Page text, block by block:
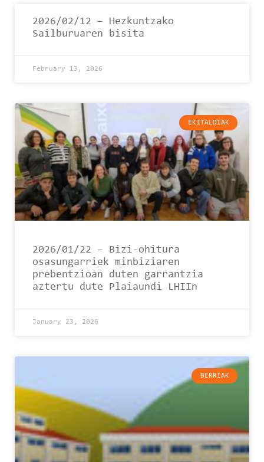
2026/02/12 – Hezkuntzako
Sailburuaren bisita
February 13, 2026
EKITALDIAK
2026/01/22 – Bizi-ohitura
osasungarriek minbiziaren
prebentzioan duten garrantzia
aztertu dute Plaiaundi LHIIn
January 23, 2026
BERRIAK